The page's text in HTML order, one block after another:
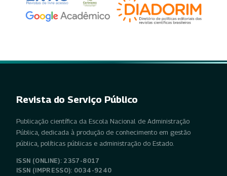
Revista do Serviço Público
Publicação científica da Escola Nacional de Administração
Pública, dedicada à produção de conhecimento em gestão
pública, políticas públicas e administração do Estado.
ISSN (ONLINE): 2357-8017
ISSN (IMPRESSO): 0034-9240